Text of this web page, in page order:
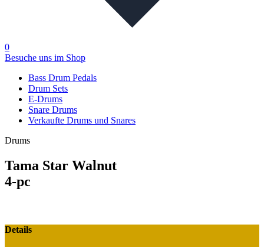
0
Besuche uns im Shop
Bass Drum Pedals
Drum Sets
E-Drums
Snare Drums
Verkaufte Drums und Snares
Drums
Tama Star Walnut
4-pc
Details